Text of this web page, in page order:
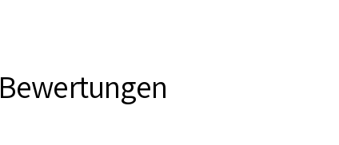
Bewertungen